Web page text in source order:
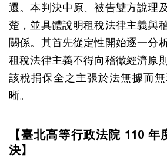
還。本判決中原、被告雙方說理
楚，並具體說明租稅法律主義與
關係。其首先從定性開始逐一分
租稅法律主義不得向稽徵經濟原
該稅捐保全之主張於法無據而
晰。
【臺北高等行政法院 110 年
決】